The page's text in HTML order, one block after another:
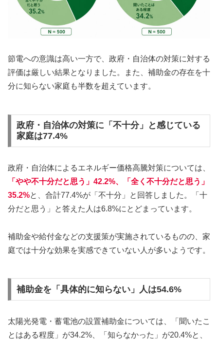
節電への意識は高い一方で、政府・自治体の対策に対する
評価は厳しい結果となりました。また、補助金の存在を十
分に知らない家庭も半数を超えています。
政府・自治体の対策に「不十分」と感じている
家庭は77.4%
政府・自治体によるエネルギー価格高騰対策については、
「やや不十分だと思う」42.2%、「全く不十分だと思う」
35.2%と、合計77.4%が「不十分」と回答しました。「十
分だと思う」と答えた人は6.8%にとどまっています。
補助金や給付金などの支援策が実施されているものの、家
庭では十分な効果を実感できていない人が多いようです。
補助金を「具体的に知らない」人は54.6%
太陽光発電・蓄電池の設置補助金については、「聞いたこ
とはある程度」が34.2%、「知らなかった」が20.4%と、